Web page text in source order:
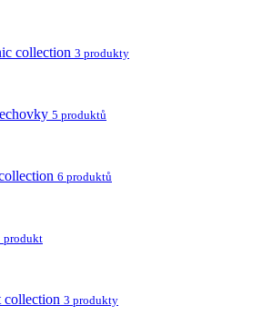
collection 3 produkty
5 produktů
6 produktů
produkt
collection 3 produkty